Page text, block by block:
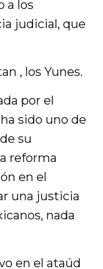
a los
judicial, que
, los Yunes.
por el
sido uno de
su
reforma
en el
una justicia
nada
en el ataúd